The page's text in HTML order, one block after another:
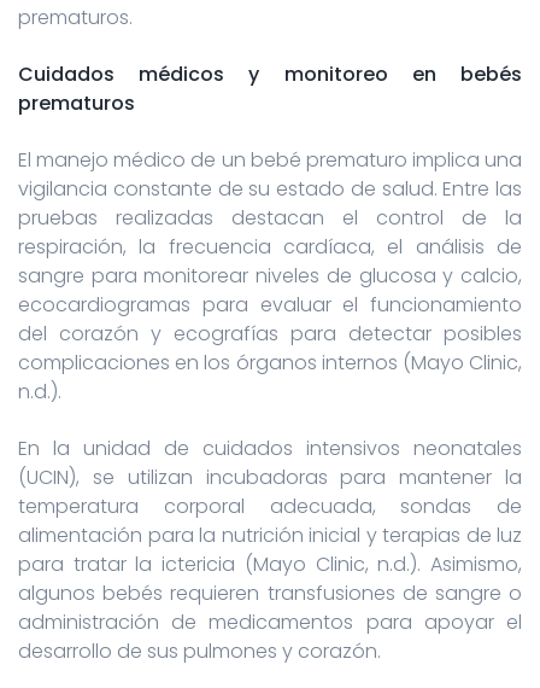
prematuros.
Cuidados médicos y monitoreo en bebés
prematuros
El manejo médico de un bebé prematuro implica una
vigilancia constante de su estado de salud. Entre las
pruebas realizadas destacan el control de la
respiración, la frecuencia cardíaca, el análisis de
sangre para monitorear niveles de glucosa y calcio,
ecocardiogramas para evaluar el funcionamiento
del corazón y ecografías para detectar posibles
complicaciones en los órganos internos (Mayo Clinic,
n.d.).
En la unidad de cuidados intensivos neonatales
(UCIN), se utilizan incubadoras para mantener la
temperatura corporal adecuada, sondas de
alimentación para la nutrición inicial y terapias de luz
para tratar la ictericia (Mayo Clinic, n.d.). Asimismo,
algunos bebés requieren transfusiones de sangre o
administración de medicamentos para apoyar el
desarrollo de sus pulmones y corazón.